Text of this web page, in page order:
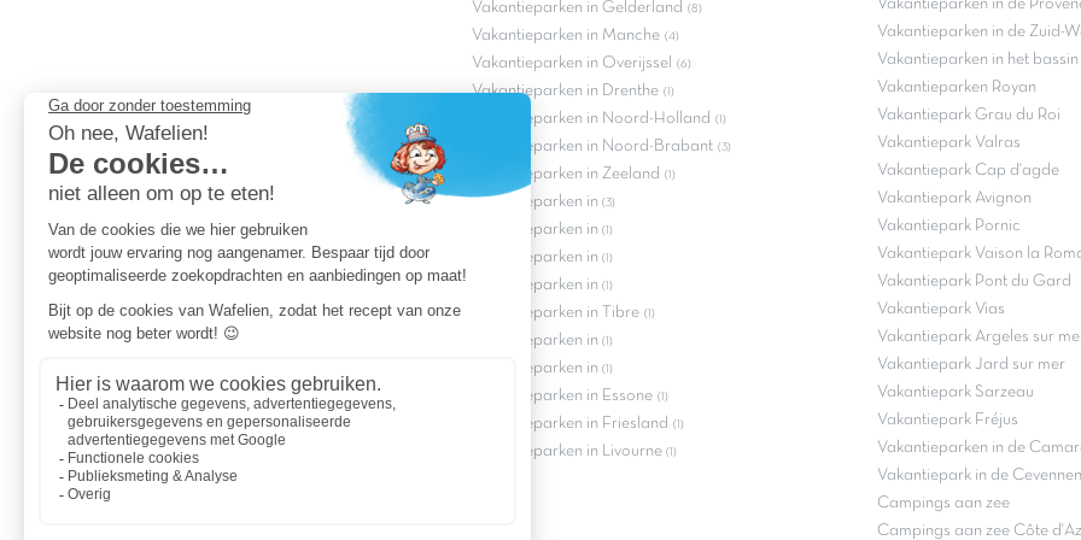
Vakantieparken in Gelderland (8)
Vakantieparken in Manche (4)
Vakantieparken in Overijssel (6)
Vakantieparken in Drenthe (1)
Vakantieparken in Noord-Holland (1)
Vakantieparken in Noord-Brabant (3)
Vakantieparken in Zeeland (1)
Vakantieparken in (3)
Vakantieparken in (1)
Vakantieparken in (1)
Vakantieparken in (1)
Vakantieparken in Tibre (1)
Vakantieparken in (1)
Vakantieparken in (1)
Vakantieparken in Essone (1)
Vakantieparken in Friesland (1)
Vakantieparken in Livourne (1)
Vakantieparken in de
Vakantieparken in de Zuid-
Vakantieparken in het
Vakantieparken Royan
Vakantiepark Grau du Roi
Vakantiepark Valras
Vakantiepark Cap d'agde
Vakantiepark Avignon
Vakantiepark Pornic
Vakantiepark Vaison la
Vakantiepark Pont du Gard
Vakantiepark Vias
Vakantiepark Argeles sur
Vakantiepark Jard sur mer
Vakantiepark Sarzeau
Vakantiepark Fréjus
Vakantieparken in de
Vakantiepark in de Cevennen
Campings aan zee
Campings aan zee Côte